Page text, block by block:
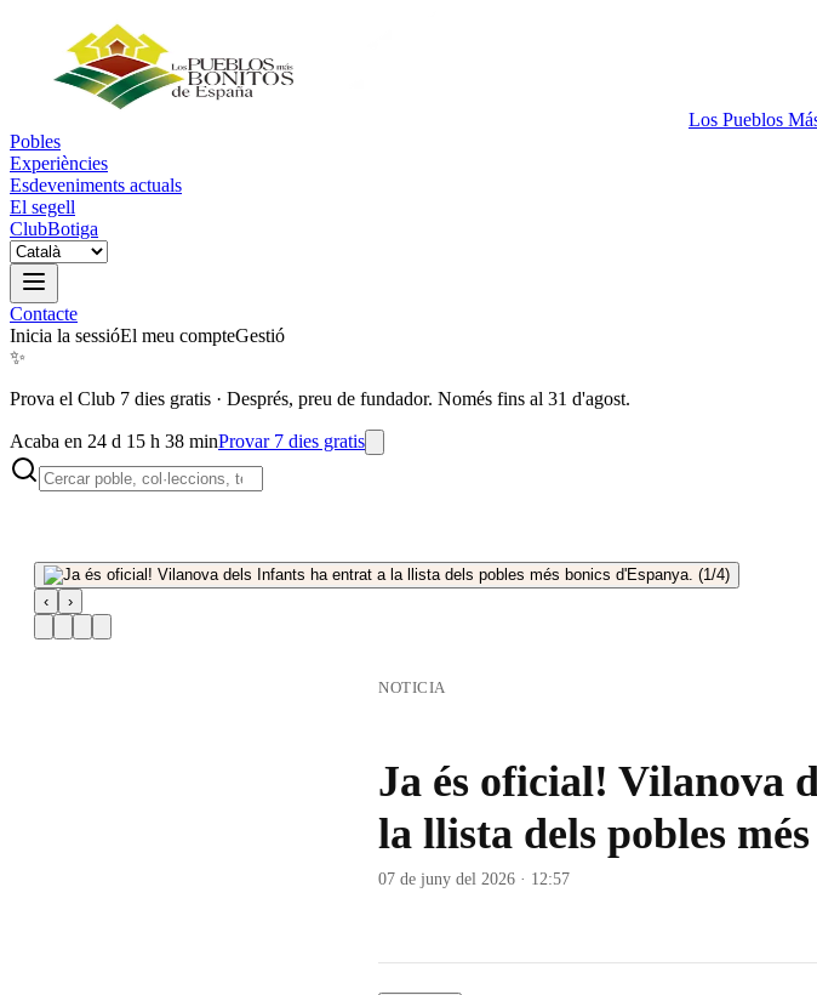
Los Pueblos
Pobles
Experiències
Esdeveniments actuals
El segell
ClubBotiga
Contacte
Inicia la sessióEl meu compteGestió
✨
Prova el Club 7 dies gratis · Després, preu de fundador. Només fins al 31 d'agost.
Acaba en 24 d 15 h 38 minProvar 7 dies gratis
‹ ›
NOTICIA
Ja és oficial! Vilanova
la llista dels pobles
07 de juny del 2026 · 12:57